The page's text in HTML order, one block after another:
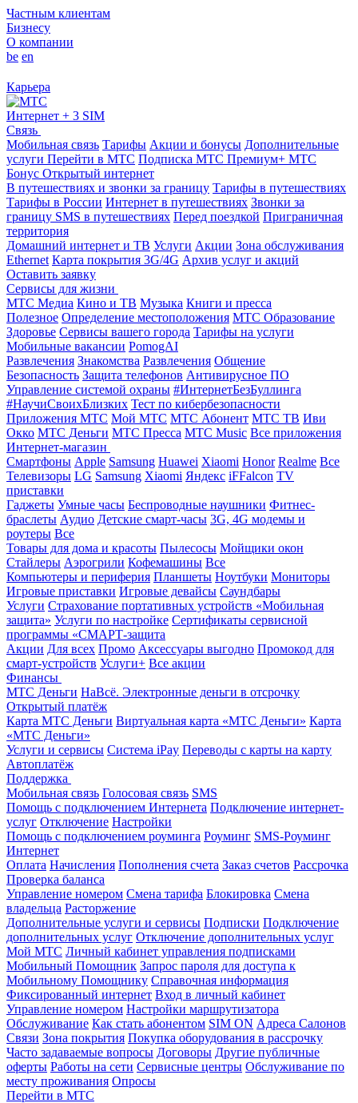
Частным клиентам
Бизнесу
О компании
be en
Карьера
Интернет + 3 SIM
Связь
Мобильная связь Тарифы Акции и бонусы Дополнительные
услуги Перейти в МТС Подписка МТС Премиум+ МТС
Бонус Открытый интернет
В путешествиях и звонки за границу Тарифы в путешествиях
Тарифы в России Интернет в путешествиях Звонки за
границу SMS в путешествиях Перед поездкой Приграничная
территория
Домашний интернет и ТВ Услуги Акции Зона обслуживания
Ethernet Карта покрытия 3G/4G Архив услуг и акций
Оставить заявку
Сервисы для жизни
МТС Медиа Кино и ТВ Музыка Книги и пресса
Полезное Определение местоположения МТС Образование
Здоровье Сервисы вашего города Тарифы на услуги
Мобильные вакансии PomogAI
Развлечения Знакомства Развлечения Общение
Безопасность Защита телефонов Антивирусное ПО
Управление системой охраны #ИнтернетБезБуллинга
#НаучиСвоихБлизких Тест по кибербезопасности
Приложения МТС Мой МТС МТС Абонент МТС ТВ Иви
Окко МТС Деньги МТС Пресса МТС Music Все приложения
Интернет-магазин
Смартфоны Apple Samsung Huawei Xiaomi Honor Realme Все
Телевизоры LG Samsung Xiaomi Яндекс iFFalcon TV
приставки
Гаджеты Умные часы Беспроводные наушники Фитнес-
браслеты Аудио Детские смарт-часы 3G, 4G модемы и
роутеры Все
Товары для дома и красоты Пылесосы Мойщики окон
Стайлеры Аэрогрили Кофемашины Все
Компьютеры и периферия Планшеты Ноутбуки Мониторы
Игровые приставки Игровые девайсы Саундбары
Услуги Страхование портативных устройств «Мобильная
защита» Услуги по настройке Сертификаты сервисной
программы «СМАРТ-защита
Акции Для всех Промо Аксессуары выгодно Промокод для
смарт-устройств Услуги+ Все акции
Финансы
МТС Деньги НаВсё. Электронные деньги в отсрочку
Открытый платёж
Карта МТС Деньги Виртуальная карта «МТС Деньги» Карта
«МТС Деньги»
Услуги и сервисы Система iPay Переводы с карты на карту
Автоплатёж
Поддержка
Мобильная связь Голосовая связь SMS
Помощь с подключением Интернета Подключение интернет-
услуг Отключение Настройки
Помощь с подключением роуминга Роуминг SMS-Роуминг
Интернет
Оплата Начисления Пополнения счета Заказ счетов Рассрочка
Проверка баланса
Управление номером Смена тарифа Блокировка Смена
владельца Расторжение
Дополнительные услуги и сервисы Подписки Подключение
дополнительных услуг Отключение дополнительных услуг
Мой МТС Личный кабинет управления подписками
Мобильный Помощник Запрос пароля для доступа к
Мобильному Помощнику Справочная информация
Фиксированный интернет Вход в личный кабинет
Управление номером Настройки маршрутизатора
Обслуживание Как стать абонентом SIM ON Адреса Салонов
Связи Зона покрытия Покупка оборудования в рассрочку
Часто задаваемые вопросы Договоры Другие публичные
оферты Работы на сети Сервисные центры Обслуживание по
месту проживания Опросы
Перейти в МТС